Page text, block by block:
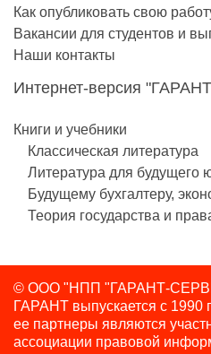
Как опубликовать свою
Вакансии для студентов и
Наши контакты
Интернет-версия
Книги и учебники
Классическая литература
Литература для будущего
Будущему бухгалтеру,
Теория государства и
© ООО "НПП "ГАРАНТ-
ГАРАНТ выпускается с 1990
ее партнеры являются
ассоциации правовой